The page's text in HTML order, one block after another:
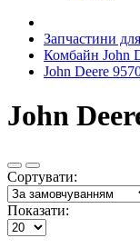
Запчастини
Комбайн John
John Deere
John
Сортувати:
Показати: